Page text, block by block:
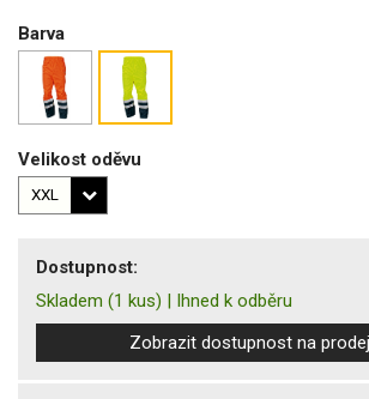
Barva
Velikost oděvu
Dostupnost:
Skladem (1 kus) | Ihned k odběru
Zobrazit dostupnost na